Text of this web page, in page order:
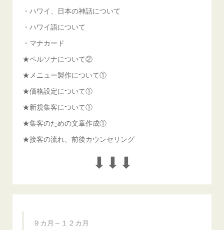
・ハワイ、日本の神話について
・ハワイ語について
・マナカード
★ペルソナについて②
★メニュー製作について①
★価格設定について①
★新規集客について①
★集客のための文章作成①
★接客の流れ、前後カウンセリング
⬇︎⬇︎⬇︎
９カ月～１２カ月